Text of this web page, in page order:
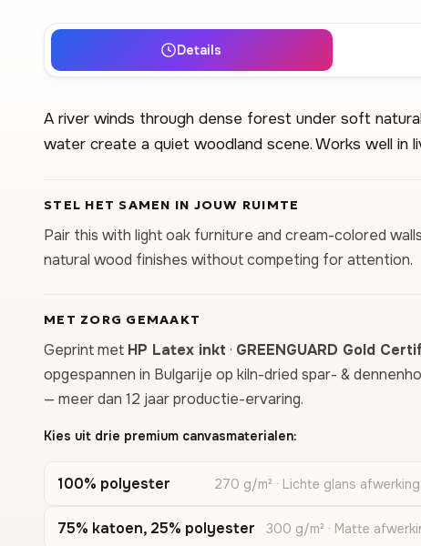
Details
A river winds through dense forest under soft
water create a quiet woodland scene. Works well in
STEL HET SAMEN IN JOUW RUIMTE
Pair this with light oak furniture and cream-colored
natural wood finishes without competing for attention.
MET ZORG GEMAAKT
Geprint met HP Latex inkt · GREENGUARD Gold
opgespannen in Bulgarije op kiln-dried spar- &
— meer dan 12 jaar productie-ervaring.
Kies uit drie premium canvasmaterialen:
100% polyester 270 g/m² · Lichte glans afwerking
75% katoen, 25% polyester 300 g/m² · Matte